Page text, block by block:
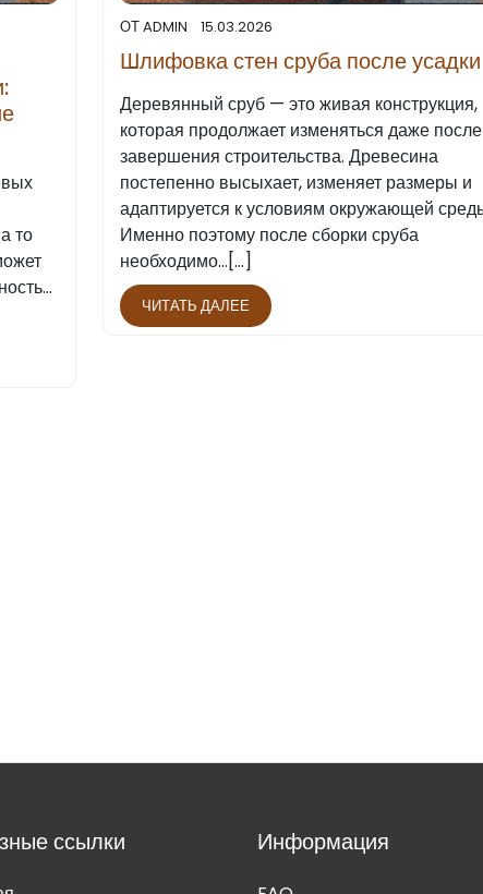
то
ОТADMIN 15.03.2026
Шлифовка стен сруба после усадки
Деревянный сруб — это живая конструкция,
которая продолжает изменяться даже после
завершения строительства. Древесина
постепенно высыхает, изменяет размеры и
адаптируется к условиям окружающей
Именно поэтому после сборки сруба
необходимо…[...]
ЧИТАТЬ ДАЛЕЕ
ссылки Информация